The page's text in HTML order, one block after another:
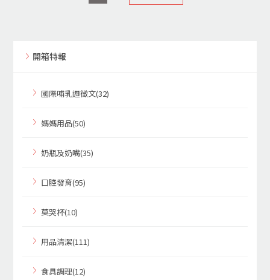
開箱特報
國際哺乳週徵文(32)
媽媽用品(50)
奶瓶及奶嘴(35)
口腔發育(95)
莫哭杯(10)
用品清潔(111)
食具調理(12)